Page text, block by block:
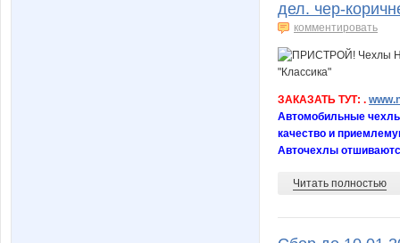
дел. чер-
комментировать
ЗАКАЗАТЬ ТУТ: .
Автомобильные
качество и
Авточехлы
Читать полностью